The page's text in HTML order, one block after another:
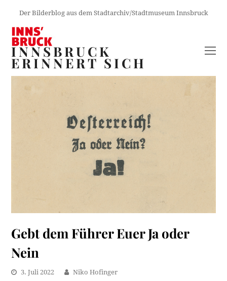
Der Bilderblog aus dem Stadtarchiv/Stadtmuseum Innsbruck
INNSBRUCK
ERINNERT SICH
Gebt dem Führer Euer Ja oder
Nein
3. Juli 2022
Niko Hofinger